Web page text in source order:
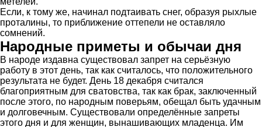
Если, к тому же, начинал подтаивать снег, образуя рыхлые
проталины, то приближение оттепели не оставляло
сомнений.
Народные приметы и обычаи дня
В народе издавна существовал запрет на серьёзную
работу в этот день, так как считалось, что положительного
результата не будет. День 18 декабря считался
благоприятным для сватовства, так как брак, заключенный
после этого, по народным поверьям, обещал быть удачным
и долговечным. Существовали определённые запреты
этого дня и для женщин, вынашивающих младенца. Им